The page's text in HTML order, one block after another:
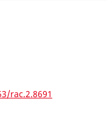
rac.2.8691